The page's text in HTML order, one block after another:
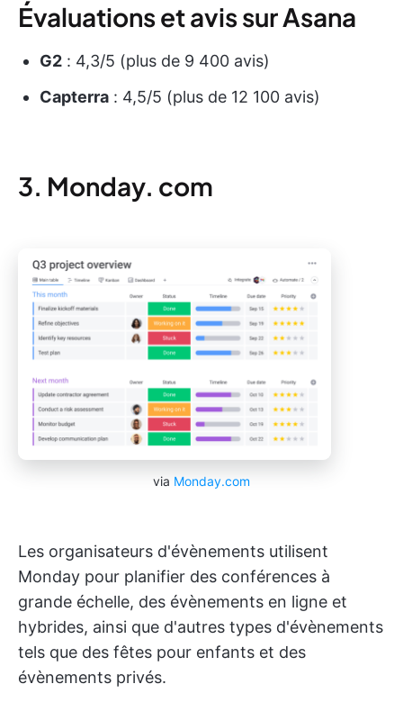
Évaluations et avis sur Asana
G2 : 4,3/5 (plus de 9 400 avis)
Capterra : 4,5/5 (plus de 12 100 avis)
3. Monday. com
via Monday.com
Les organisateurs d'évènements utilisent
Monday pour planifier des conférences à
grande échelle, des évènements en ligne et
hybrides, ainsi que d'autres types d'évènements
tels que des fêtes pour enfants et des
évènements privés.